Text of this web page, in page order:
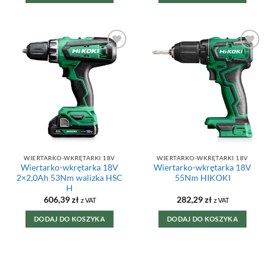
DODAJ DO
ULUBIONYCH
WIERTARKO-WKRĘTARKI 18V
Wiertarko-wkrętarka 18V
2×2,0Ah 53Nm walizka HSC
H
606,39zł z VAT
DODAJ DO KOSZYKA
DODAJ DO
ULUBIONYCH
WIERTARKO-WKRĘTARKI 18V
Wiertarko-wkrętarka 18V
55Nm HIKOKI
282,29zł z VAT
DODAJ DO KOSZYKA